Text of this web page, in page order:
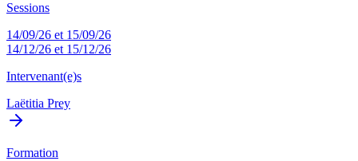
Sessions
14/09/26 et 15/09/26
14/12/26 et 15/12/26
Intervenant(e)s
Laëtitia Prey
Formation